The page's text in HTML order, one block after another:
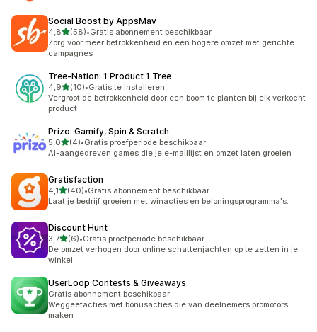
Social Boost by AppsMav
4,8van 5 sterren
(58)
58 recensies in totaal
•Gratis abonnement beschikbaar
Zorg voor meer betrokkenheid en een hogere omzet met gerichte
campagnes
Tree‑Nation: 1 Product 1 Tree
4,9van 5 sterren
(10)
10 recensies in totaal
•Gratis te installeren
Vergroot de betrokkenheid door een boom te planten bij elk verkocht
product
Prizo: Gamify, Spin & Scratch
5,0van 5 sterren
(4)
4 recensies in totaal
•Gratis proefperiode beschikbaar
AI-aangedreven games die je e-maillijst en omzet laten groeien
Gratisfaction
4,1van 5 sterren
(40)
40 recensies in totaal
•Gratis abonnement beschikbaar
Laat je bedrijf groeien met winacties en beloningsprogramma's.
Discount Hunt
3,7van 5 sterren
(6)
6 recensies in totaal
•Gratis proefperiode beschikbaar
De omzet verhogen door online schattenjachten op te zetten in je
winkel
UserLoop Contests & Giveaways
Gratis abonnement beschikbaar
Weggeefacties met bonusacties die van deelnemers promotors
maken